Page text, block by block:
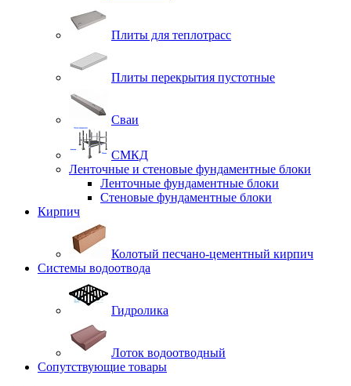
Плиты для теплотрасс
Плиты перекрытия пустотные
Сваи
СМКД
Ленточные и стеновые фундаментные блоки
Ленточные фундаментные блоки
Стеновые фундаментные блоки
Кирпич
Колотый песчано-цементный кирпич
Системы водоотвода
Гидролика
Лоток водоотводный
Сопутствующие товары